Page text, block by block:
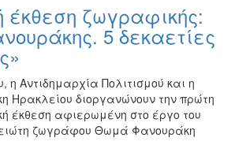
έκθεση ζωγραφικής:
5 δεκαετίες
Αντιδημαρχία Πολιτισμού και η
Ηρακλείου διοργανώνουν την πρώτη
έκθεση αφιερωμένη στο έργο του
ζωγράφου Θωμά Φανουράκη